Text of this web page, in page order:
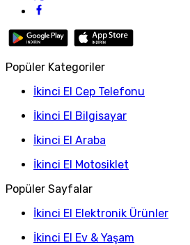
Popüler Kategoriler
İkinci El Cep Telefonu
İkinci El Bilgisayar
İkinci El Araba
İkinci El Motosiklet
Popüler Sayfalar
İkinci El Elektronik Ürünler
İkinci El Ev & Yaşam